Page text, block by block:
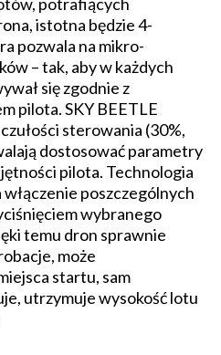
istotna będzie 4-
pozwala na mikro-
– tak, aby w każdych
się zgodnie z
pilota. SKY BEETLE
sterowania (30%,
dostosować parametry
pilota. Technologia
poszczególnych
wybranego
temu dron sprawnie
może
startu, sam
utrzymuje wysokość lotu